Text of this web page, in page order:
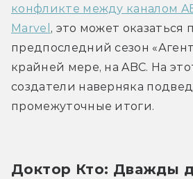
конфликте между каналом
Marvel , это может оказаться
предпоследний сезон
крайней мере, на ABC. На
создатели наверняка
промежуточные итоги.
Доктор Кто: Дважды